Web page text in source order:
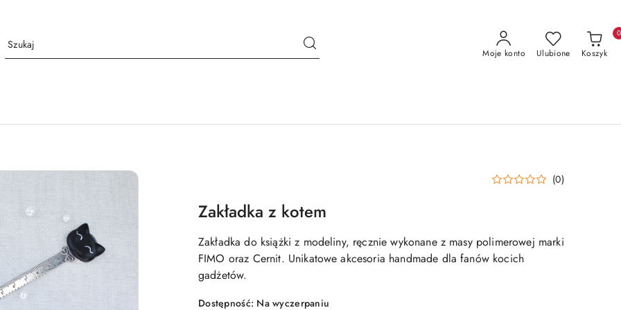
Moje konto Ulubione Koszyk
0
(0)
Zakładka z kotem
Zakładka do książki z modeliny, ręcznie wykonane z masy polimerowej marki
FIMO oraz Cernit. Unikatowe akcesoria handmade dla fanów kocich
gadżetów.
Dostępność: Na wyczerpaniu